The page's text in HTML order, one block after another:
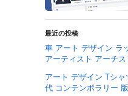
最近の投稿
車 アート デザイン ラ
アーティスト アーチ
アート デザイン Tシ
代 コンテンポラリー